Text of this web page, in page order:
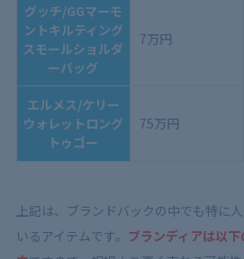
グッチ/GGマーモ
ントキルティング
スモールショルダ
ーバッグ
7万円
エルメス/ケリー
ウォレットロング
トゥゴー
75万円
上記は、ブランドバックの中でも特に
いるアイテムです。 ブランディアは以